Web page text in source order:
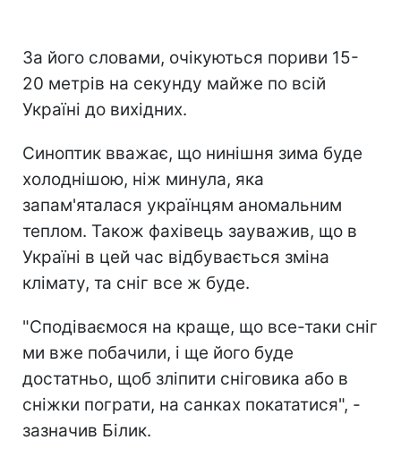
За його словами, очікуються пориви 15-
20 метрів на секунду майже по всій
Україні до вихідних.
Синоптик вважає, що нинішня зима буде
холоднішою, ніж минула, яка
запам'яталася українцям аномальним
теплом. Також фахівець зауважив, що в
Україні в цей час відбувається зміна
клімату, та сніг все ж буде.
"Сподіваємося на краще, що все-таки сніг
ми вже побачили, і ще його буде
достатньо, щоб зліпити сніговика або в
сніжки пограти, на санках покататися", -
зазначив Білик.